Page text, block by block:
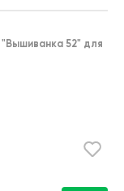
"Вышиванка 52" для